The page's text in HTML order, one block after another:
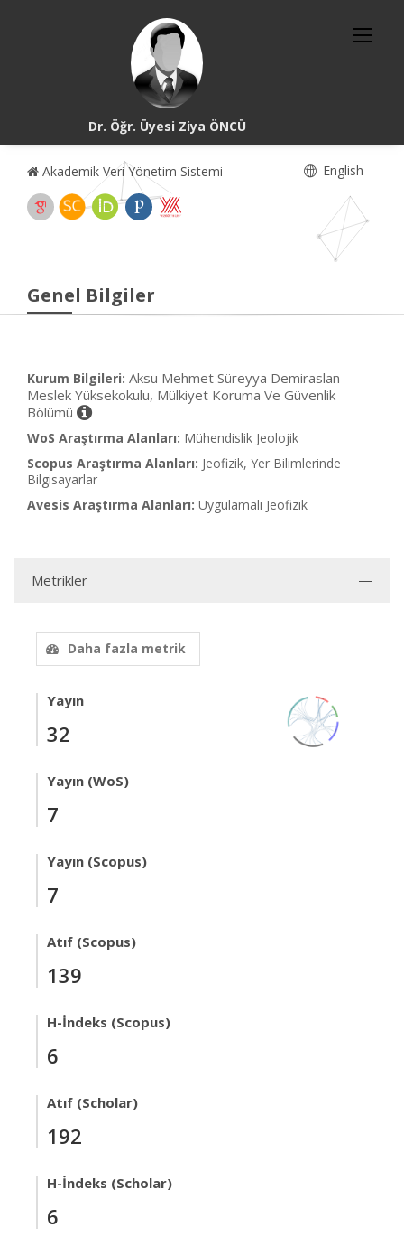
Dr. Öğr. Üyesi Ziya ÖNCÜ
Akademik Veri Yönetim Sistemi English
Genel Bilgiler
Kurum Bilgileri: Aksu Mehmet Süreyya Demiraslan
Meslek Yüksekokulu, Mülkiyet Koruma Ve Güvenlik
Bölümü
WoS Araştırma Alanları: Mühendislik Jeolojik
Scopus Araştırma Alanları: Jeofizik, Yer Bilimlerinde
Bilgisayarlar
Avesis Araştırma Alanları: Uygulamalı Jeofizik
Metrikler
Daha fazla metrik
Yayın
32
Yayın (WoS)
7
Yayın (Scopus)
7
Atıf (Scopus)
139
H-İndeks (Scopus)
6
Atıf (Scholar)
192
H-İndeks (Scholar)
6